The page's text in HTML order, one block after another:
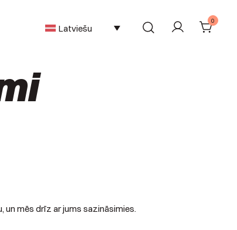
Latviešu
0
mēs drīz ar jums sazināsimies.